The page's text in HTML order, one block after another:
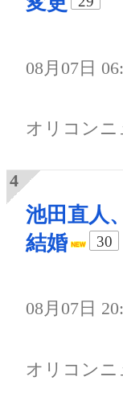
08月07日
オリコンニ
池田直人
結婚
30
08月07日
オリコンニ